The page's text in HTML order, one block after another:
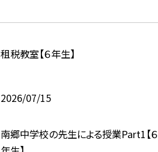
租税教室【６年生】
2026/07/15
南郷中学校の先生による授業Part1【６